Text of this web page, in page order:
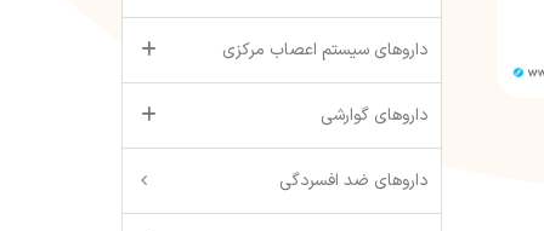
داروهای سیستم اعصاب مرکزی
داروهای گوارشی
داروهای ضد افسردگی